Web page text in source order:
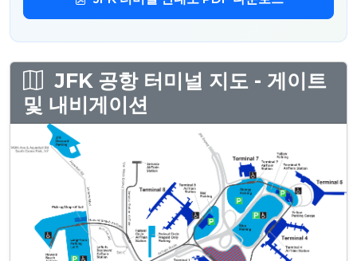
JFK 공항 터미널 지도 - 게이트
및 내비게이션